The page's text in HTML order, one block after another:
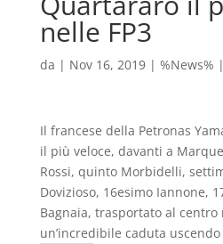
nelle FP3
da | Nov 16, 2019| %News% |
Il francese della Petronas
il più veloce, davanti a
Rossi, quinto Morbidelli,
Dovizioso, 16esimo Iannone,
Bagnaia, trasportato al centro
un’incredibile caduta